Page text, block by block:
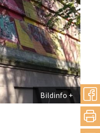
Bildinfo
teilen